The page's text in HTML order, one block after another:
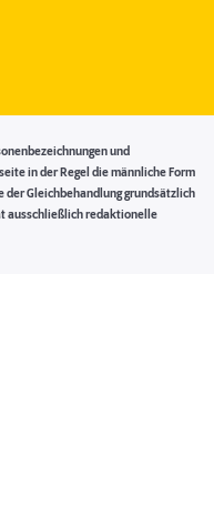
und
in der Regel die männliche Form
der Gleichbehandlung grundsätzlich
ausschließlich redaktionelle